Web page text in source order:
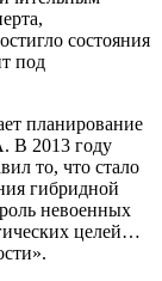
состояния
под
планирование
В 2013 году
то, что стало
гибридной
невоенных
целей…